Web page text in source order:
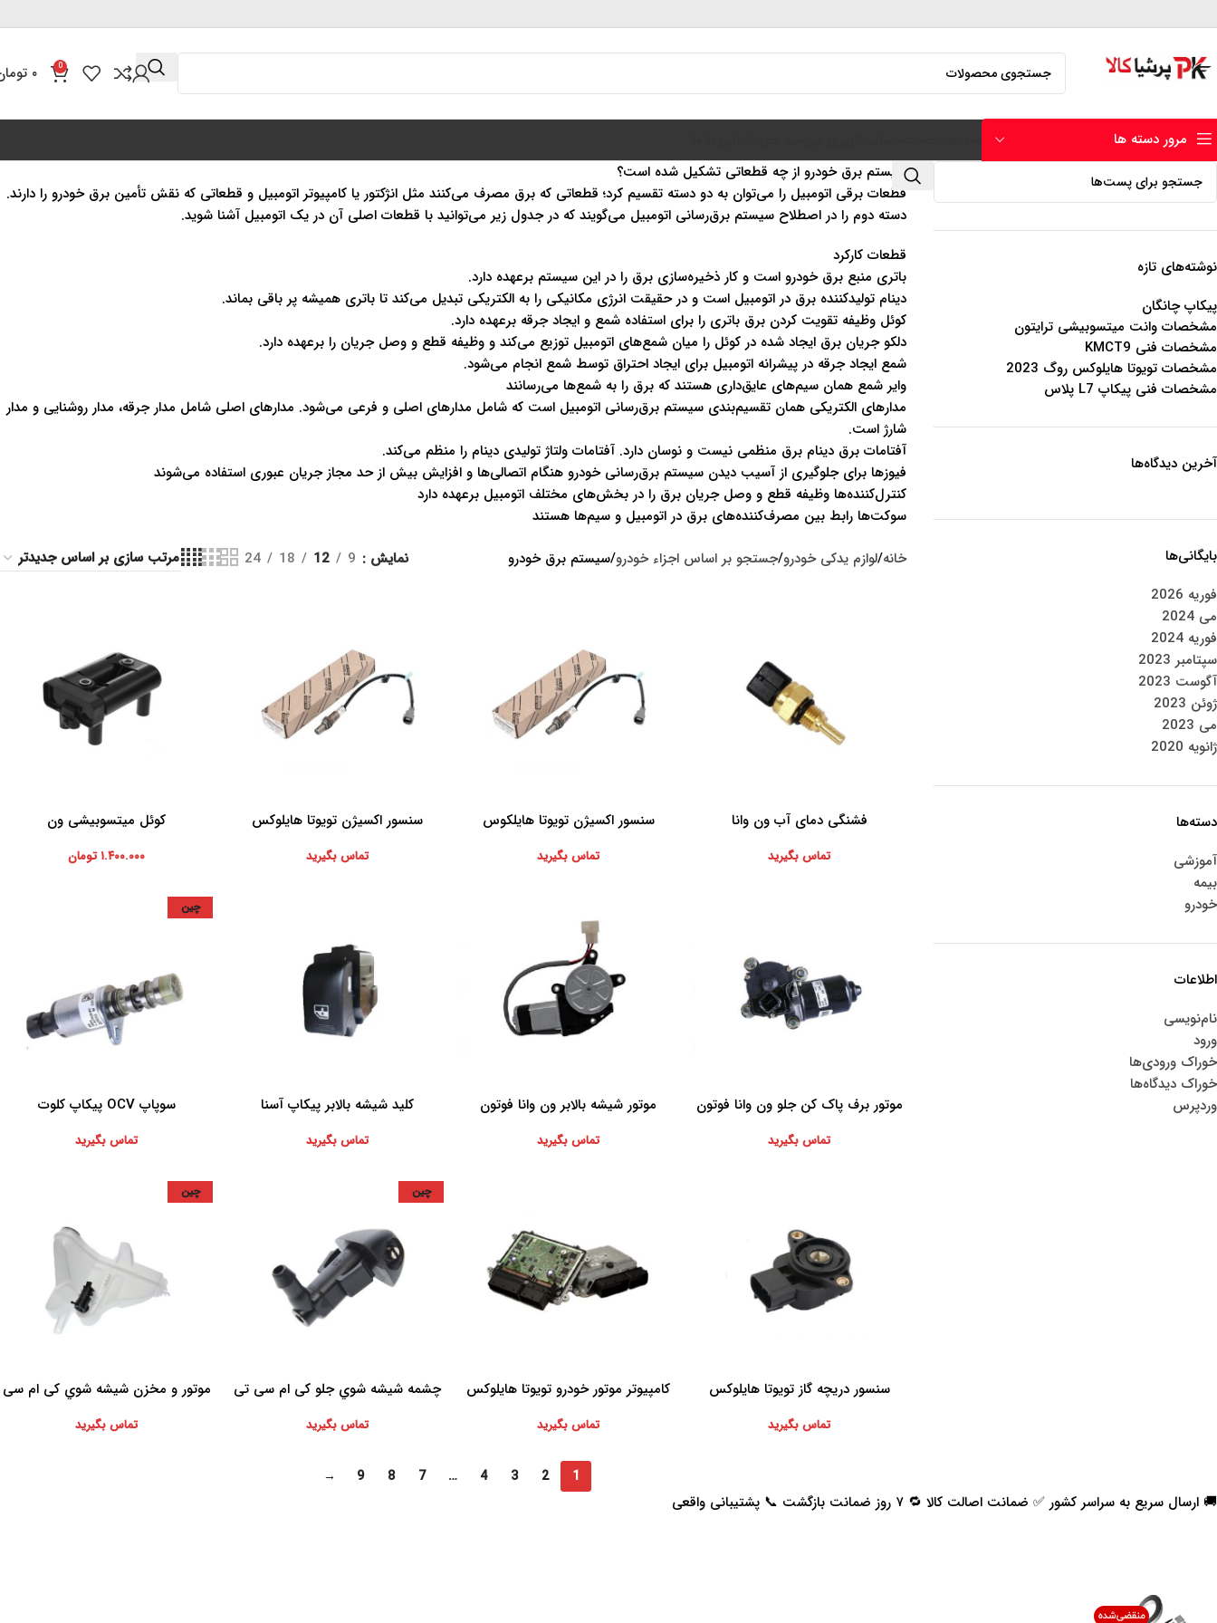
0 ۰
مرور دسته ها
نوشته‌های تازه
پیکاپ چانگان
مشخصات وانت میتسوبیشی ترایتون
مشخصات فنی KMCT9
مشخصات تویوتا هایلوکس روگ 2023
مشخصات فنی پیکاپ L7 پلاس
آخرین دیدگاه‌ها
بایگانی‌ها
فوریه 2026
می 2024
فوریه 2024
سپتامبر 2023
آگوست 2023
ژوئن 2023
می 2023
ژانویه 2020
دسته‌ها
آموزشی
بیمه
خودرو
اطلاعات
نام‌نویسی
ورود
خوراک ورودی‌ها
خوراک دیدگاه‌ها
وردپرس
سیستم برق‌ خودرو از چه قطعاتی تشکیل شده است؟
قطعات برقی اتومبیل را می‌توان به دو دسته تقسیم کرد؛ قطعاتی که برق مصرف می‌کنند مثل انژکتور یا کامپیوتر اتومبیل و قطعاتی که نقش تأمین برق خودرو را دارند.
دسته دوم را در اصطلاح سیستم برق‌رسانی اتومبیل می‌گویند که در جدول زیر می‌توانید با قطعات اصلی آن در یک اتومبیل آشنا شوید.
قطعات کارکرد
باتری منبع برق خودرو است و کار ذخیره‌سازی برق را در این سیستم برعهده دارد.
دینام تولیدکننده برق در اتومبیل است و در حقیقت انرژی مکانیکی را به الکتریکی تبدیل می‌کند تا باتری همیشه پر باقی بماند.
کوئل وظیفه تقویت کردن برق باتری را برای استفاده شمع و ایجاد جرقه برعهده دارد.
دلکو جریان برق ایجاد شده در کوئل را میان شمع‌های اتومبیل توزیع می‌کند و وظیفه قطع و وصل جریان را برعهده دارد.
شمع ایجاد جرقه در پیشرانه اتومبیل برای ایجاد احتراق توسط شمع انجام می‌شود.
وایر شمع همان سیم‌های عایق‌داری هستند که برق را به شمع‌ها می‌رسانند
مدارهای الکتریکی همان تقسیم‌بندی سیستم برق‌رسانی اتومبیل است که شامل مدارهای اصلی و فرعی می‌شود. مدارهای اصلی شامل مدار جرقه، مدار روشنایی و مدار
شارژ است.
آفتامات برق دینام برق منظمی نیست و نوسان دارد. آفتامات ولتاژ تولیدی دینام را منظم می‌کند.
فیوزها برای جلوگیری از آسیب دیدن سیستم برق‌رسانی خودرو هنگام اتصالی‌ها و افزایش بیش از حد مجاز جریان عبوری استفاده می‌شوند
کنترل‌کننده‌ها وظیفه قطع و وصل جریان برق را در بخش‌های مختلف اتومبیل برعهده دارد
سوکت‌ها رابط بین مصرف‌کننده‌های برق در اتومبیل و سیم‌ها هستند
خانه لوازم یدکی خودرو جستجو بر اساس اجزاء خودرو سیستم برق خودرو نمایش 9
12
18
24
اطلاعات بیشترفشنگی دمای آب ون وانا
تماس بگیرید
اطلاعات بیشتر
سنسور اکسیژن تویوتا هایلکوس
تماس بگیرید
اطلاعات بیشتر
سنسور اکسیژن تویوتا هایلوکس
تماس بگیرید
افزودن به سبد خرید
کوئل میتسوبیشی ون
۱.۴۰۰.۰۰۰تومان
اطلاعات بیشتر
موتور برف پاک کن جلو ون وانا فوتون
تماس بگیرید
اطلاعات بیشتر
موتور شیشه بالابر ون وانا فوتون
تماس بگیرید
اطلاعات بیشتر
کلید شیشه بالابر پیکاپ آسنا
تماس بگیرید
چین
اطلاعات بیشتر
سوپاپ OCV پیکاپ کلوت
تماس بگیرید
اطلاعات بیشتر
سنسور دریچه گاز تویوتا هایلوکس
تماس بگیرید
اطلاعات بیشتر
کامپیوتر موتور خودرو تویوتا هایلوکس
تماس بگیرید
چین
اطلاعات بیشتر
چشمه شيشه شوي جلو کی ام سی تی
تماس بگیرید
چین
اطلاعات بیشتر
موتور و مخزن شيشه شوي کی ام سی
تماس بگیرید
1
2
3
4
…
7
8
9
→
🚚 ارسال سریع به سراسر کشور ✅ ضمانت اصالت کالا 🔁 ۷ روز ضمانت بازگشت 📞 پشتیبانی واقعی